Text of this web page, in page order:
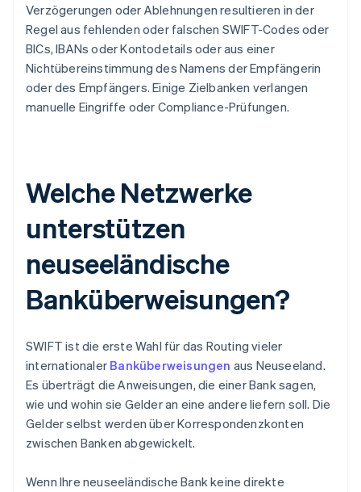
Verzögerungen oder Ablehnungen resultieren in der
Regel aus fehlenden oder falschen SWIFT-Codes oder
BICs, IBANs oder Kontodetails oder aus einer
Nichtübereinstimmung des Namens der Empfängerin
oder des Empfängers. Einige Zielbanken verlangen
manuelle Eingriffe oder Compliance-Prüfungen.
Welche Netzwerke
unterstützen
neuseeländische
Banküberweisungen?
SWIFT ist die erste Wahl für das Routing vieler
internationaler Banküberweisungen aus Neuseeland.
Es überträgt die Anweisungen, die einer Bank sagen,
wie und wohin sie Gelder an eine andere liefern soll. Die
Gelder selbst werden über Korrespondenzkonten
zwischen Banken abgewickelt.
Wenn Ihre neuseeländische Bank keine direkte